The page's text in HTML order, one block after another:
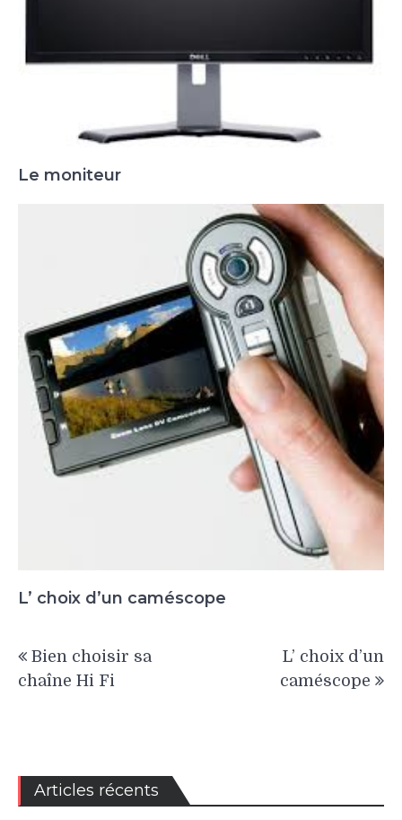
Le moniteur
L’ choix d’un caméscope
de
Bien choisir sa
chaîne Hi Fi
L’ choix d’un
caméscope
Articles récents